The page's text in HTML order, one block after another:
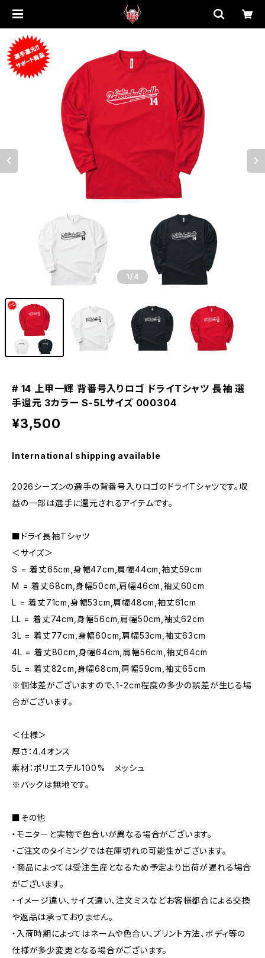
1 /4
# 14 上甲一輝 背番号入りロゴ ドライTシャツ 長袖 選
手還元 3カラー S-5Lサイズ 000304
¥3,500
International shipping available
2026シーズンの選手の背番号入りロゴのドライTシャツです。収
益の一部は選手に還元されるアイテムです。
■ドライ長袖Tシャツ
＜サイズ＞
S = 着丈65cm,身幅47cm,肩幅44cm,袖丈59cm
M = 着丈68cm,身幅50cm,肩幅46cm,袖丈60cm
L = 着丈71cm,身幅53cm,肩幅48cm,袖丈61cm
LL = 着丈74cm,身幅56cm,肩幅50cm,袖丈62cm
3L = 着丈77cm,身幅60cm,肩幅53cm,袖丈63cm
4L = 着丈80cm,身幅64cm,肩幅56cm,袖丈64cm
5L = 着丈82cm,身幅68cm,肩幅59cm,袖丈65cm
※個体差がございますので、1-2cm程度の多少の誤差が生じる場
合がございます。
＜仕様＞
厚さ：4.4オンス
素材：ポリエステル100% メッシュ
※バックは無地です。
■その他
・モニターと実物で色合いが異なる場合がございます。
・ご注文のタイミングでは在庫切れの可能性がございます。
・商品によっては受注生産となるため予定より出荷が遅れる場合
がございます。
・イメージ違い、サイズ違い、注文ミスなどお客様都合による交換
や返品は承っておりません。
・入荷時期によってはネームや色合い、プリント方法、ボディ等の
仕様が多少変更となる場合がございます。